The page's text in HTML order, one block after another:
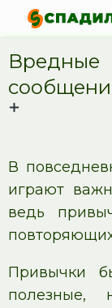
В
играют
ведь
Привычки
полезные,